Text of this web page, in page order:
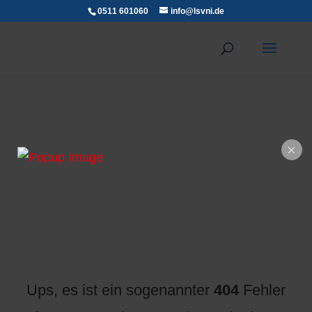
0511 601060 info@lsvni.de
Ups, es ist ein sogenannter 404 Fehler